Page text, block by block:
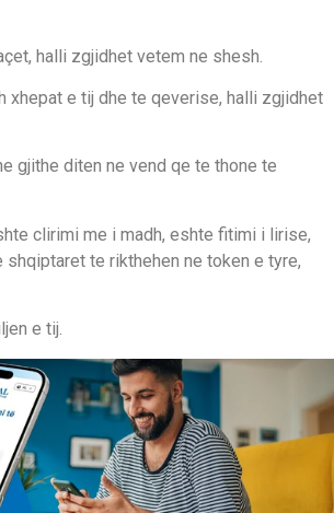
halli zgjidhet vetem ne shesh.
xhepat e tij dhe te qeverise, halli zgjidhet
gjithe diten ne vend qe te thone te
clirimi me i madh, eshte fitimi i lirise,
te rikthehen ne token e tyre,
e tij.